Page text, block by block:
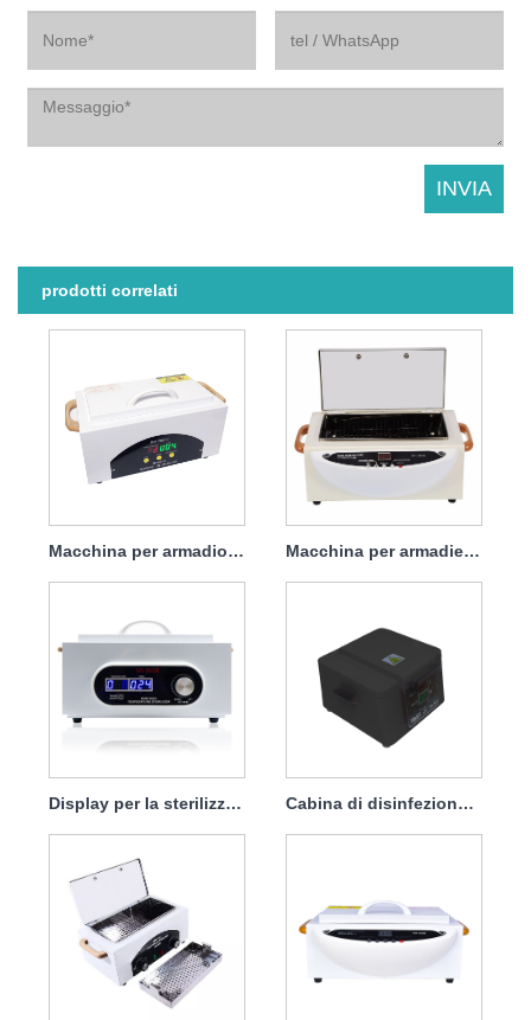
prodotti correlati
Macchina per armadio di disinfezione sterilizzatore ad alta temperatura per salone 600w Macchina per armadietto di disinfezione sterilizzatore ad alta temperatura per uso domestico 100w
Display per la sterilizzazione del riscaldamento Sterilizzatore con timer intelligente